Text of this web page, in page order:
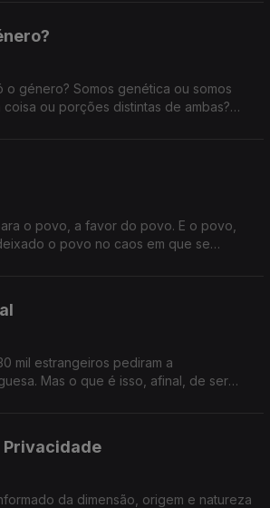
o género? Somos genética ou somos
coisa ou porções distintas de ambas?
o povo, a favor do povo. E o povo,
o povo no caos em que se
mil estrangeiros pediram a
Mas o que é isso, afinal, de ser
Privacidade
da dimensão, origem e natureza